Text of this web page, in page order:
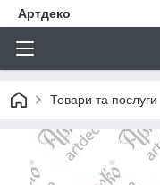
Артдеко
Товари та послуги